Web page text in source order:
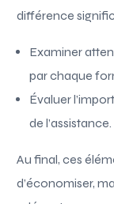
différence
Examiner
par chaque
Évaluer
de l’assistance.
Au final, ces
d’économiser,